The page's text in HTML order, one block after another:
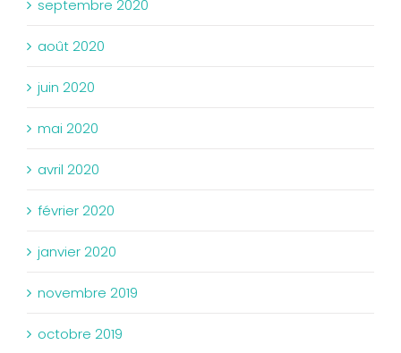
septembre 2020
août 2020
juin 2020
mai 2020
avril 2020
février 2020
janvier 2020
novembre 2019
octobre 2019